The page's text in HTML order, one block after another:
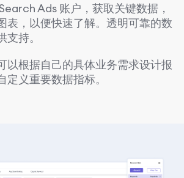
Ads 账户，获取关键数据，
表，以便快速了解。透明可靠的数
持。
以根据自己的具体业务需求设计报
义重要数据指标。